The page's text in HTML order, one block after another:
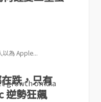
以為 Apple...
跌，只有
逆勢狂飆